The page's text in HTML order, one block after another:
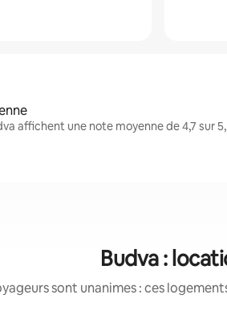
affichent une note moyenne de 4,7 sur
Budva :
sont unanimes : ces